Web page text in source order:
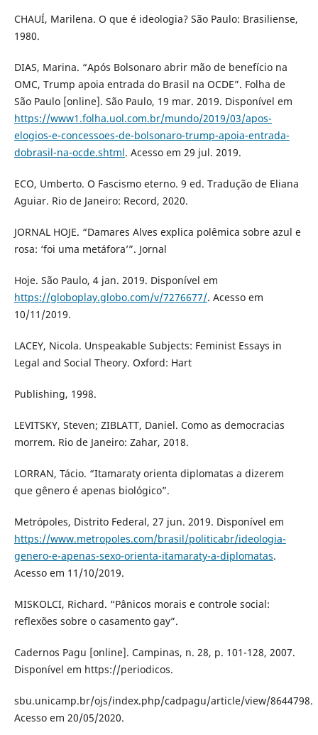
CHAUÍ, Marilena. O que é ideologia? São Paulo: Brasiliense,
1980.
DIAS, Marina. “Após Bolsonaro abrir mão de benefício na
OMC, Trump apoia entrada do Brasil na OCDE”. Folha de
São Paulo [online]. São Paulo, 19 mar. 2019. Disponível em
https://www1.folha.uol.com.br/mundo/2019/03/apos-
elogios-e-concessoes-de-bolsonaro-trump-apoia-entrada-
dobrasil-na-ocde.shtml. Acesso em 29 jul. 2019.
ECO, Umberto. O Fascismo eterno. 9 ed. Tradução de Eliana
Aguiar. Rio de Janeiro: Record, 2020.
JORNAL HOJE. “Damares Alves explica polêmica sobre azul e
rosa: ‘foi uma metáfora’”. Jornal
Hoje. São Paulo, 4 jan. 2019. Disponível em
https://globoplay.globo.com/v/7276677/. Acesso em
10/11/2019.
LACEY, Nicola. Unspeakable Subjects: Feminist Essays in
Legal and Social Theory. Oxford: Hart
Publishing, 1998.
LEVITSKY, Steven; ZIBLATT, Daniel. Como as democracias
morrem. Rio de Janeiro: Zahar, 2018.
LORRAN, Tácio. “Itamaraty orienta diplomatas a dizerem
que gênero é apenas biológico”.
Metrópoles, Distrito Federal, 27 jun. 2019. Disponível em
https://www.metropoles.com/brasil/politicabr/ideologia-
genero-e-apenas-sexo-orienta-itamaraty-a-diplomatas.
Acesso em 11/10/2019.
MISKOLCI, Richard. “Pânicos morais e controle social:
reflexões sobre o casamento gay”.
Cadernos Pagu [online]. Campinas, n. 28, p. 101-128, 2007.
Disponível em https://periodicos.
sbu.unicamp.br/ojs/index.php/cadpagu/article/view/8644798.
Acesso em 20/05/2020.